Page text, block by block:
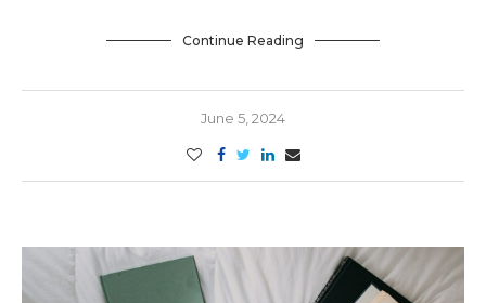
Continue Reading
June 5, 2024